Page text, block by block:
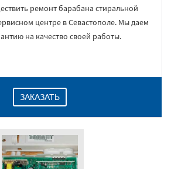
ремонт барабана стиральной
центре в Севастополе. Мы даем
на качество своей работы.
ЗАКАЗАТЬ